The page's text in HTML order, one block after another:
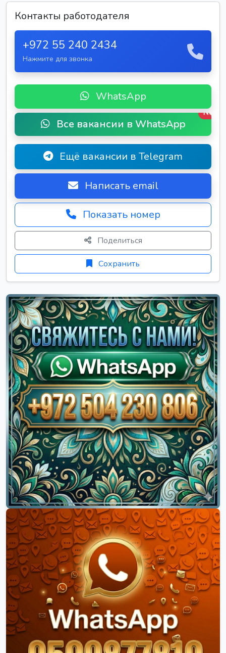
Контакты работодателя
+972 55 240 2434
Нажмите для звонка
WhatsApp
Все вакансии в WhatsApp
New
Ещё вакансии в Telegram
Написать email
Показать номер
Поделиться
Сохранить